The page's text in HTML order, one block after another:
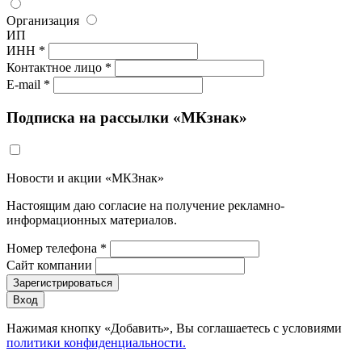
Организация
ИП
ИНН *
Контактное лицо *
E-mail *
Подписка на рассылки «МКзнак»
Новости и акции «МКЗнак»
Настоящим даю согласие на получение рекламно-
информационных материалов.
Номер телефона *
Сайт компании
Зарегистрироваться
Вход
Нажимая кнопку «Добавить», Вы соглашаетесь c условиями
политики конфиденциальности.